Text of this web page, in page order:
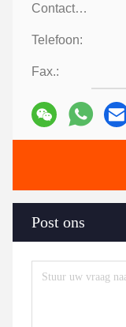
Contactpersonen:
Telefoon:
Fax.:
Post ons